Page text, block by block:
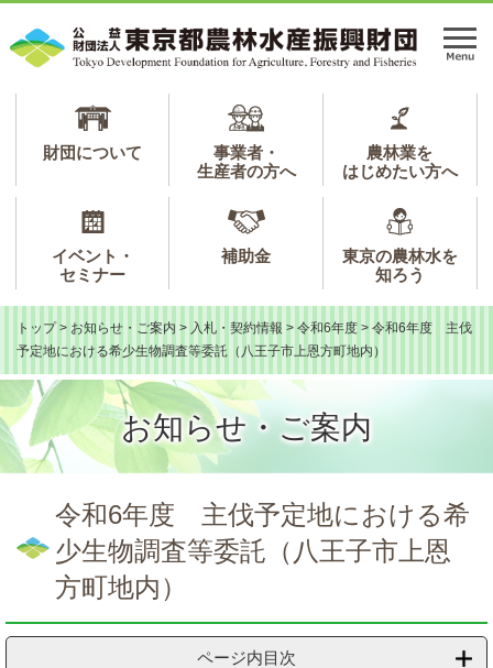
ジ
ュ
メ
財団について
事業者・
生産者の方へ
農林業を
はじめたい方へ
イベント・
セミナー
補助金
東京の農林水を
知ろう
トップ > お知らせ・ご案内 > 入札・契約情報 > 令和6年度 > 令和6年度 主伐
予定地における希少生物調査等委託（八王子市上恩方町地内）
お知らせ・ご案内
令和6年度 主伐予定地における希
少生物調査等委託（八王子市上恩
方町地内）
ページ内目次